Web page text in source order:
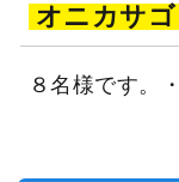
オニカサゴ
８名様です。